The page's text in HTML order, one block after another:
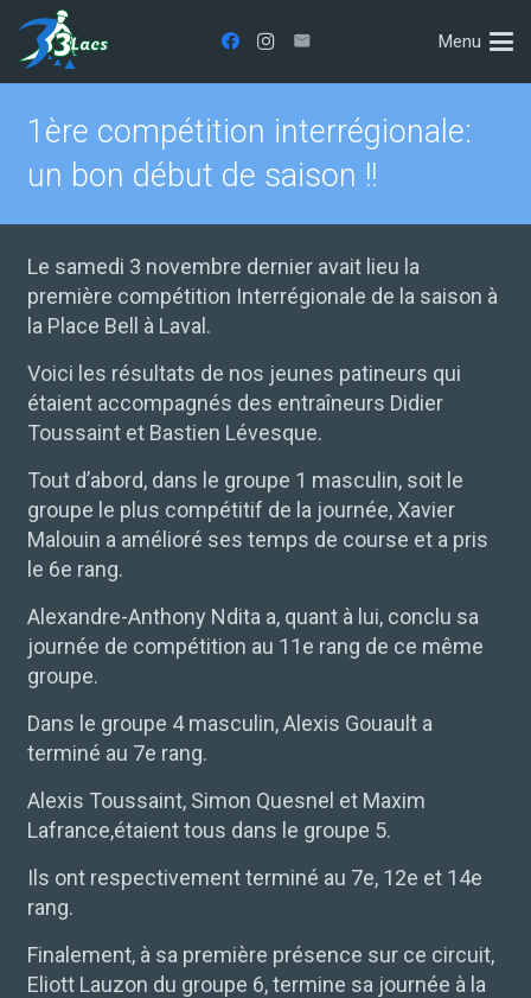
Menu
1ère compétition interrégionale:
un bon début de saison !!
Le samedi 3 novembre dernier avait lieu la
première compétition Interrégionale de la saison à
la Place Bell à Laval.
Voici les résultats de nos jeunes patineurs qui
étaient accompagnés des entraîneurs Didier
Toussaint et Bastien Lévesque.
Tout d’abord, dans le groupe 1 masculin, soit le
groupe le plus compétitif de la journée, Xavier
Malouin a amélioré ses temps de course et a pris
le 6e rang.
Alexandre-Anthony Ndita a, quant à lui, conclu sa
journée de compétition au 11e rang de ce même
groupe.
Dans le groupe 4 masculin, Alexis Gouault a
terminé au 7e rang.
Alexis Toussaint, Simon Quesnel et Maxim
Lafrance,étaient tous dans le groupe 5.
Ils ont respectivement terminé au 7e, 12e et 14e
rang.
Finalement, à sa première présence sur ce circuit,
Eliott Lauzon du groupe 6, termine sa journée à la